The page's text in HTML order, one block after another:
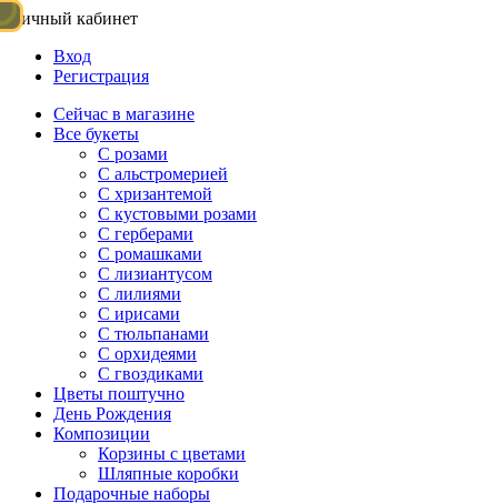
Личный кабинет
Вход
Регистрация
Сейчас в магазине
Все букеты
C розами
С альстромерией
С хризантемой
С кустовыми розами
С герберами
С ромашками
С лизиантусом
С лилиями
С ирисами
С тюльпанами
С орхидеями
С гвоздиками
Цветы поштучно
День Рождения
Композиции
Корзины с цветами
Шляпные коробки
Подарочные наборы